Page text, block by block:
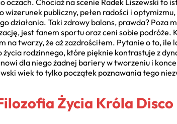
oczach. Chociaż na scenie Radek Liszewski to
wizerunek publiczny, pełen radości i
działania. Taki zdrowy balans, prawda? Poza
jest fanem sportu oraz ceni sobie podróże.
na twarzy, że aż zazdrościłem. Pytanie o to, ile
rodzinnego, które pięknie kontrastuje z
dla niego żadnej bariery w tworzeniu i
wiek to tylko początek poznawania tego
Życia Króla Disco